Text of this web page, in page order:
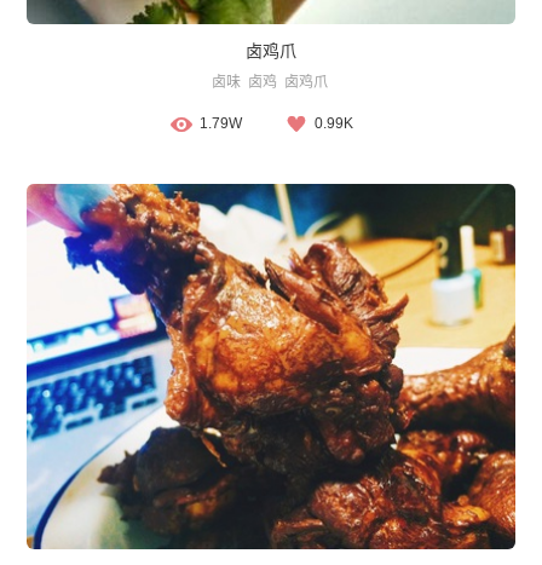
卤鸡爪
卤味 卤鸡 卤鸡爪
1.79W 0.99K